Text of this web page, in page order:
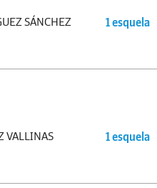
SÁNCHEZ 1 esquela
VALLINAS 1 esquela